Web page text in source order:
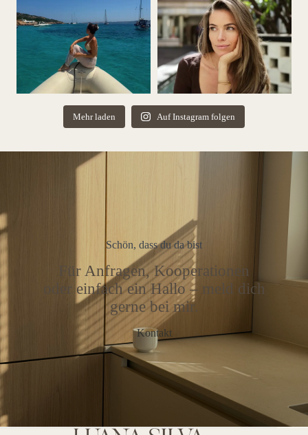
Mehr laden Auf Instagram folgen
Schön, dass du da bist
Für Anfragen, Kooperationen
oder einfach ein Hallo – meld dich
gerne bei mir.
Kontakt